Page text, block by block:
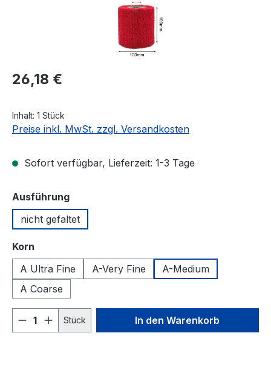
Regulärer Preis:
26,18 €
Inhalt: 1 Stück
Preise inkl. MwSt. zzgl. Versandkosten
Sofort verfügbar, Lieferzeit: 1-3 Tage
Ausführungauswählen
nicht gefaltet
Korn
A Ultra Fine
A-Very Fine
A-Medium
A Coarse
Produkt Anzahl: Gib den
Stück In den Warenkorb